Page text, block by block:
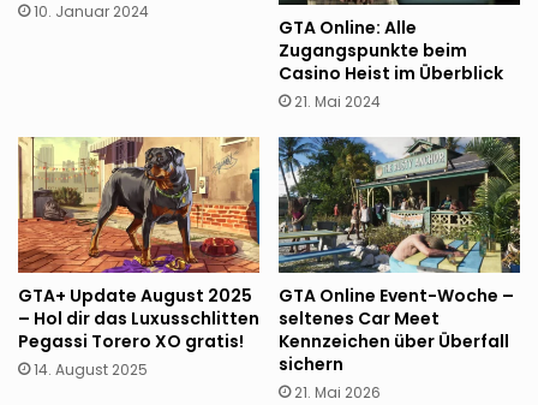
10. Januar 2024
GTA Online: Alle
Zugangspunkte beim
Casino Heist im Überblick
21. Mai 2024
GTA+ Update August 2025
– Hol dir das Luxusschlitten
Pegassi Torero XO gratis!
14. August 2025
GTA Online Event-Woche –
seltenes Car Meet
Kennzeichen über Überfall
sichern
21. Mai 2026